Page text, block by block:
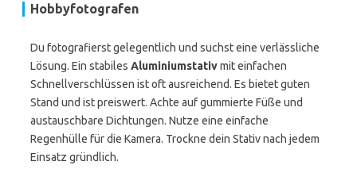
Hobbyfotografen
Du fotografierst gelegentlich und suchst eine verlässliche
Lösung. Ein stabiles Aluminiumstativmit einfachen
Schnellverschlüssen ist oft ausreichend. Es bietet guten
Stand und ist preiswert. Achte auf gummierte Füße und
austauschbare Dichtungen. Nutze eine einfache
Regenhülle für die Kamera. Trockne dein Stativ nach jedem
Einsatz gründlich.